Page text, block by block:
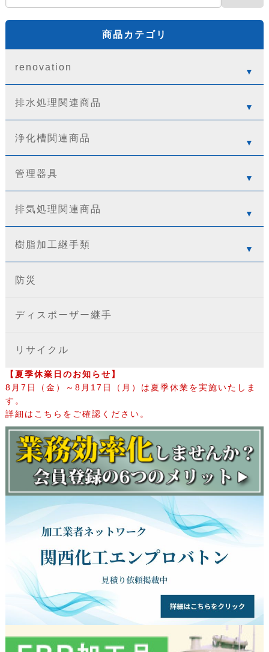
商品カテゴリ
renovation
排水処理関連商品
浄化槽関連商品
管理器具
排気処理関連商品
樹脂加工継手類
防災
ディスポーザー継手
リサイクル
【夏季休業日のお知らせ】
8月7日（金）～8月17日（月）は夏季休業を実施いたしま
す。
詳細はこちらをご確認ください。